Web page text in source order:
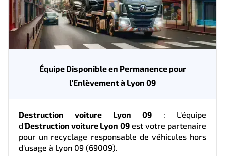
Équipe Disponible en Permanence pour
l'Enlèvement à Lyon 09
Destruction voiture Lyon 09 : L'équipe
d'Destruction voiture Lyon 09est votre partenaire
pour un recyclage responsable de véhicules hors
d'usage à Lyon 09 (69009).